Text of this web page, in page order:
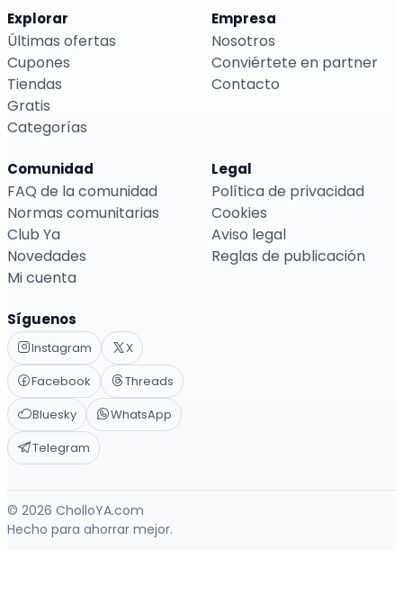
Explorar
Últimas ofertas
Cupones
Tiendas
Gratis
Categorías
Empresa
Nosotros
Conviértete en partner
Contacto
Comunidad
FAQ de la comunidad
Normas comunitarias
Club Ya
Novedades
Mi cuenta
Legal
Política de privacidad
Cookies
Aviso legal
Reglas de publicación
Síguenos
Instagram
X
Facebook
Threads
Bluesky
WhatsApp
Telegram
© 2026 CholloYA.com
Hecho para ahorrar mejor.